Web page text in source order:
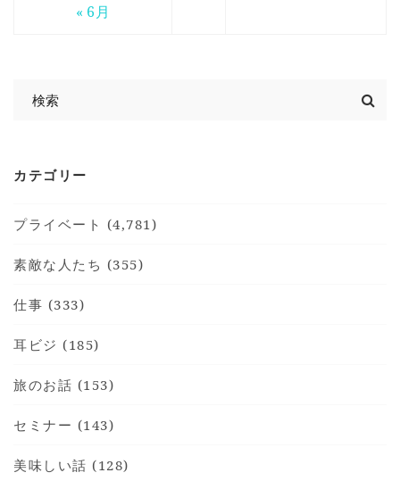
« 6月
カテゴリー
プライベート (4,781)
素敵な人たち (355)
仕事 (333)
耳ビジ (185)
旅のお話 (153)
セミナー (143)
美味しい話 (128)